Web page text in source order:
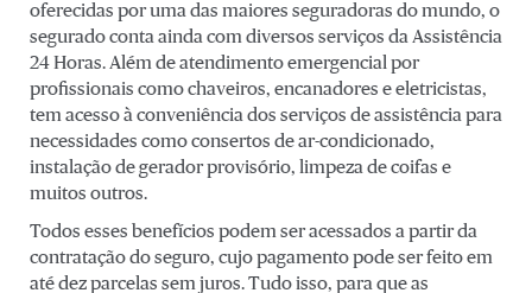
oferecidas por uma das maiores seguradoras do mundo, o
segurado conta ainda com diversos serviços da Assistência
24 Horas. Além de atendimento emergencial por
profissionais como chaveiros, encanadores e eletricistas,
tem acesso à conveniência dos serviços de assistência para
necessidades como consertos de ar-condicionado,
instalação de gerador provisório, limpeza de coifas e
muitos outros.
Todos esses benefícios podem ser acessados a partir da
contratação do seguro, cujo pagamento pode ser feito em
até dez parcelas sem juros. Tudo isso, para que as